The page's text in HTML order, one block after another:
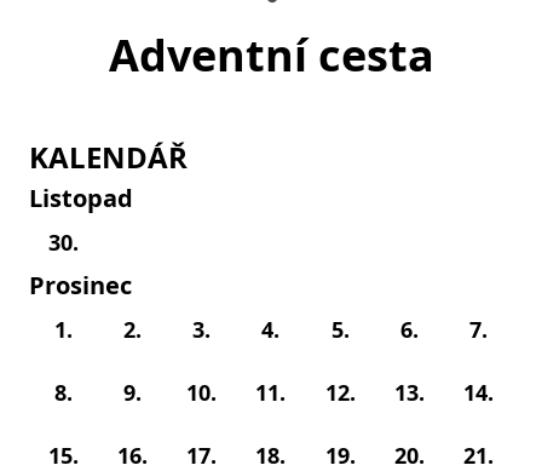
Adventní cesta
KALENDÁŘ
Listopad
30.
Prosinec
1. 2. 3. 4. 5. 6. 7.
8. 9. 10. 11. 12. 13. 14.
15. 16. 17. 18. 19. 20. 21.